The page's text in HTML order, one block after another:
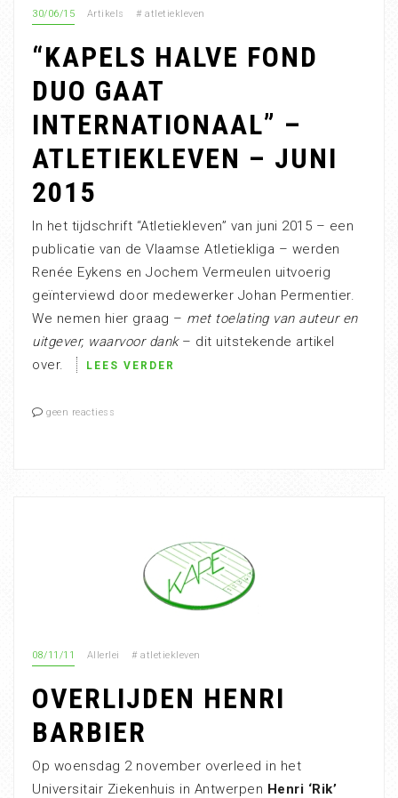
30/06/15 Artikels # atletiekleven
“KAPELS HALVE FOND
DUO GAAT
INTERNATIONAAL” –
ATLETIEKLEVEN – JUNI
2015
In het tijdschrift “Atletiekleven” van juni 2015 – een
publicatie van de Vlaamse Atletiekliga – werden
Renée Eykens en Jochem Vermeulen uitvoerig
geïnterviewd door medewerker Johan Permentier.
We nemen hier graag – met toelating van auteur en
uitgever, waarvoor dank– dit uitstekende artikel
over.
LEES VERDER
geen reactiess
08/11/11 Allerlei # atletiekleven
OVERLIJDEN HENRI
BARBIER
Op woensdag 2 november overleed in het
Universitair Ziekenhuis in Antwerpen Henri ‘Rik’